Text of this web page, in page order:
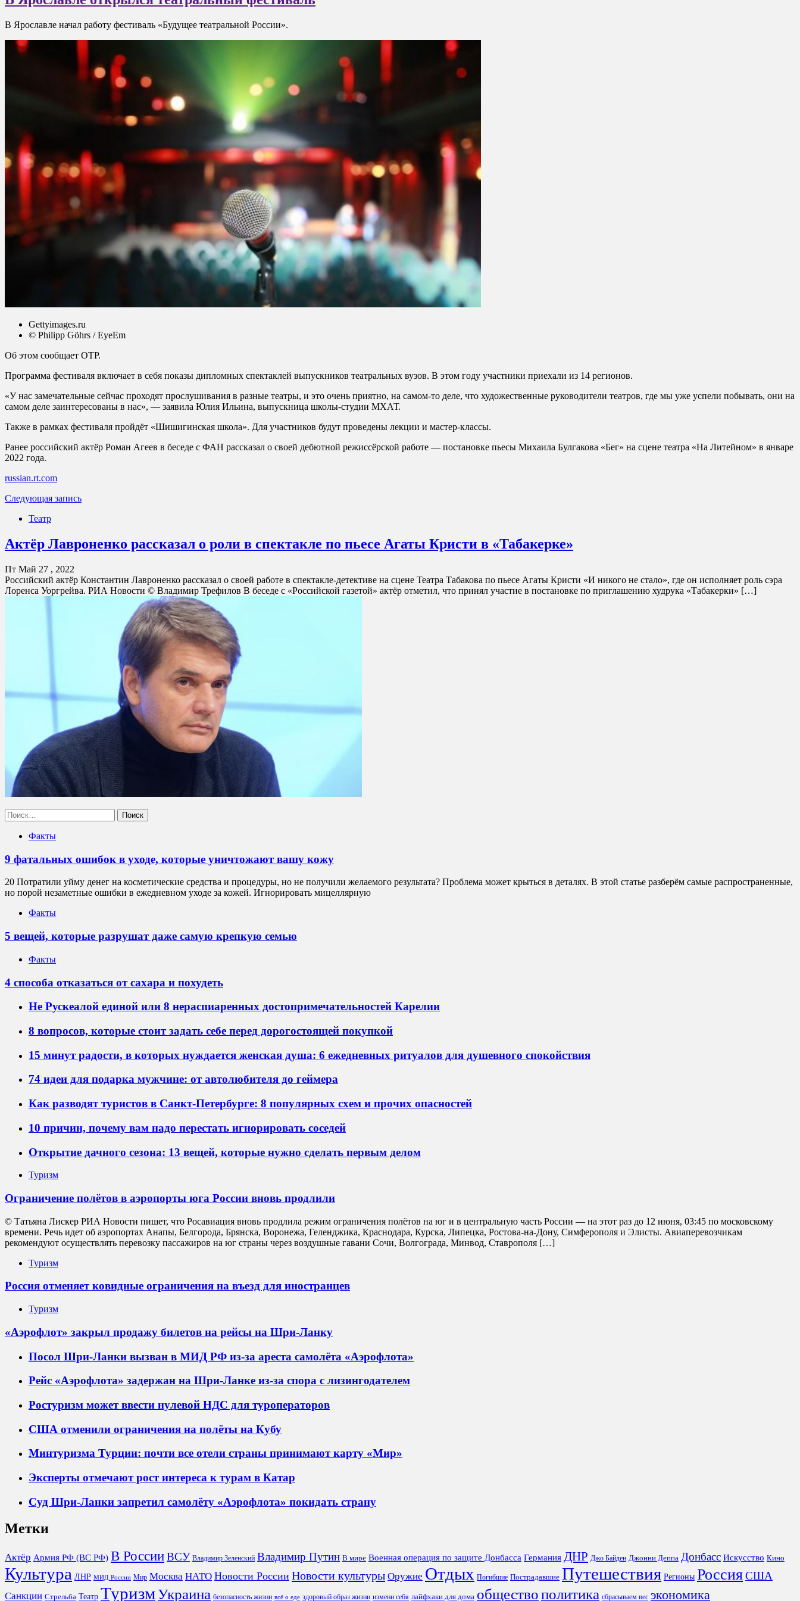
В Ярославле начал работу фестиваль «Будущее театральной России».
Gettyimages.ru
© Philipp Göhrs / EyeEm
Об этом сообщает ОТР.
Программа фестиваля включает в себя показы дипломных спектаклей выпускников театральных вузов. В этом году участники приехали из 14 регионов.
«У нас замечательные сейчас проходят прослушивания в разные театры, и это очень приятно, на самом-то деле, что художественные руководители театров, где мы уже успели побывать, они на
самом деле заинтересованы в нас», — заявила Юлия Ильина, выпускница школы-студии МХАТ.
Также в рамках фестиваля пройдёт «Шишигинская школа». Для участников будут проведены лекции и мастер-классы.
Ранее российский актёр Роман Агеев в беседе с ФАН рассказал о своей дебютной режиссёрской работе — постановке пьесы Михаила Булгакова «Бег» на сцене театра «На Литейном» в январе
2022 года.
russian.rt.com
Следующая запись
Театр
Актёр Лавроненко рассказал о роли в спектакле по пьесе Агаты Кристи в «Табакерке»
Пт Май 27 , 2022
Российский актёр Константин Лавроненко рассказал о своей работе в спектакле-детективе на сцене Театра Табакова по пьесе Агаты Кристи «И никого не стало», где он исполняет роль сэра
Лоренса Уоргрейва. РИА Новости © Владимир Трефилов В беседе с «Российской газетой» актёр отметил, что принял участие в постановке по приглашению худрука «Табакерки» […]
Найти:
Факты
9 фатальных ошибок в уходе, которые уничтожают вашу кожу
20 Потратили уйму денег на косметические средства и процедуры, но не получили желаемого результата? Проблема может крыться в деталях. В этой статье разберём самые распространенные,
но порой незаметные ошибки в ежедневном уходе за кожей. Игнорировать мицеллярную
Факты
5 вещей, которые разрушат даже самую крепкую семью
Факты
4 способа отказаться от сахара и похудеть
Не Рускеалой единой или 8 нераспиаренных достопримечательностей Карелии
8 вопросов, которые стоит задать себе перед дорогостоящей покупкой
15 минут радости, в которых нуждается женская душа: 6 ежедневных ритуалов для душевного спокойствия
74 идеи для подарка мужчине: от автолюбителя до геймера
Как разводят туристов в Санкт-Петербурге: 8 популярных схем и прочих опасностей
10 причин, почему вам надо перестать игнорировать соседей
Открытие дачного сезона: 13 вещей, которые нужно сделать первым делом
Туризм
Ограничение полётов в аэропорты юга России вновь продлили
© Татьяна Лискер РИА Новости пишет, что Росавиация вновь продлила режим ограничения полётов на юг и в центральную часть России — на этот раз до 12 июня, 03:45 по московскому
времени. Речь идет об аэропортах Анапы, Белгорода, Брянска, Воронежа, Геленджика, Краснодара, Курска, Липецка, Ростова-на-Дону, Симферополя и Элисты. Авиаперевозчикам
рекомендуют осуществлять перевозку пассажиров на юг страны через воздушные гавани Сочи, Волгограда, Минвод, Ставрополя […]
Туризм
Россия отменяет ковидные ограничения на въезд для иностранцев
Туризм
«Аэрофлот» закрыл продажу билетов на рейсы на Шри-Ланку
Посол Шри-Ланки вызван в МИД РФ из-за ареста самолёта «Аэрофлота»
Рейс «Аэрофлота» задержан на Шри-Ланке из-за спора с лизингодателем
Ростуризм может ввести нулевой НДС для туроператоров
США отменили ограничения на полёты на Кубу
Минтуризма Турции: почти все отели страны принимают карту «Мир»
Эксперты отмечают рост интереса к турам в Катар
Суд Шри-Ланки запретил самолёту «Аэрофлота» покидать страну
Метки
Актёр Армия РФ (ВС РФ) В РоссииВСУ Владимир Зеленский Владимир Путин В мире Военная операция по защите Донбасса Германия ДНР Джо Байден Джонни Деппа Донбасс Искусство Кино
Культура ЛНР МИД России Мир Москва НАТО Новости России Новости культуры Оружие Отдых Погибшие Пострадавшие Путешествия Регионы Россия США
Санкции Стрельба Театр ТуризмУкраина безопасность жизни всё о еде здоровый образ жизни измени себя лайфхаки для дома обществополитика сбрасываем вес экономика